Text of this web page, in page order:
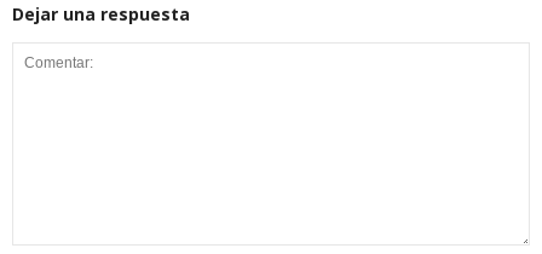
Dejar una respuesta